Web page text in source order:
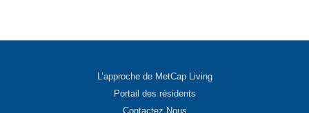
L’approche de MetCap Living
Portail des résidents
Contactez Nous